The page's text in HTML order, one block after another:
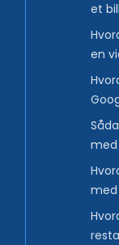
et
en
med